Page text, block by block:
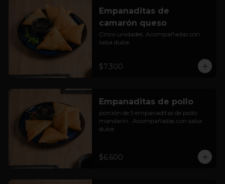
Empanaditas de
camarón queso
Cinco unidades. Acompañadas con
salsa dulce.
$7.300
Empanaditas de pollo
porción de 5 empanaditas de pollo
mandarin.  Acompañadas con salsa
dulce.
$6.600